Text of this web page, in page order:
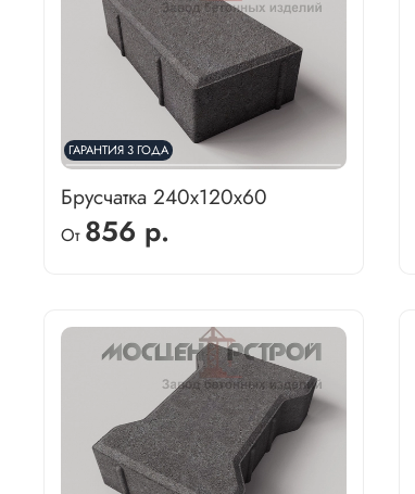
ГАРАНТИЯ 3 ГОДА
Брусчатка 240х120х60
От 856 р.